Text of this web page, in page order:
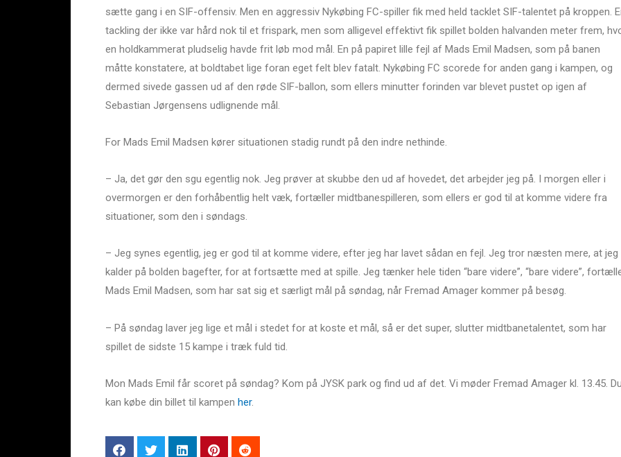
sætte gang i en SIF-offensiv. Men en aggressiv Nykøbing FC-spiller fik med held tacklet SIF-talentet på kroppen.
tackling der ikke var hård nok til et frispark, men som alligevel effektivt fik spillet bolden halvanden meter frem,
en holdkammerat pludselig havde frit løb mod mål. En på papiret lille fejl af Mads Emil Madsen, som på banen
måtte konstatere, at boldtabet lige foran eget felt blev fatalt. Nykøbing FC scorede for anden gang i kampen, og
dermed sivede gassen ud af den røde SIF-ballon, som ellers minutter forinden var blevet pustet op igen af
Sebastian Jørgensens udlignende mål.
For Mads Emil Madsen kører situationen stadig rundt på den indre nethinde.
– Ja, det gør den sgu egentlig nok. Jeg prøver at skubbe den ud af hovedet, det arbejder jeg på. I morgen eller i
overmorgen er den forhåbentlig helt væk, fortæller midtbanespilleren, som ellers er god til at komme videre fra
situationer, som den i søndags.
– Jeg synes egentlig, jeg er god til at komme videre, efter jeg har lavet sådan en fejl. Jeg tror næsten mere, at jeg
kalder på bolden bagefter, for at fortsætte med at spille. Jeg tænker hele tiden “bare videre”, “bare videre”,
Mads Emil Madsen, som har sat sig et særligt mål på søndag, når Fremad Amager kommer på besøg.
– På søndag laver jeg lige et mål i stedet for at koste et mål, så er det super, slutter midtbanetalentet, som har
spillet de sidste 15 kampe i træk fuld tid.
Mon Mads Emil får scoret på søndag? Kom på JYSK park og find ud af det. Vi møder Fremad Amager kl. 13.45.
kan købe din billet til kampen her.